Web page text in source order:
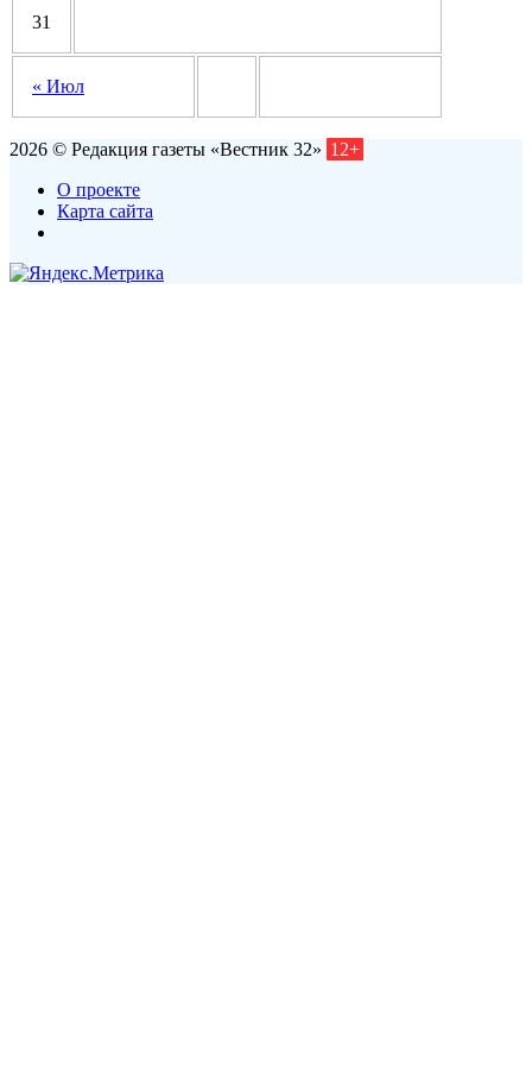
« Июл
31
2026 © Редакция газеты «Вестник 32» 12+
О проекте
Карта сайта